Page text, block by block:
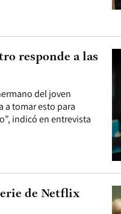
del joven
a tomar esto para
indicó en entrevista
responde a las
de Netflix